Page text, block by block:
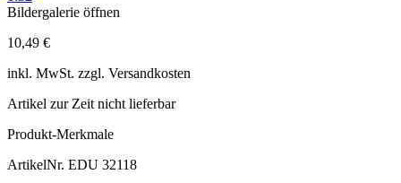
Bildergalerie öffnen
10,49 €
inkl. MwSt. zzgl. Versandkosten
Artikel zur Zeit nicht lieferbar
Produkt-Merkmale
ArtikelNr. EDU 32118